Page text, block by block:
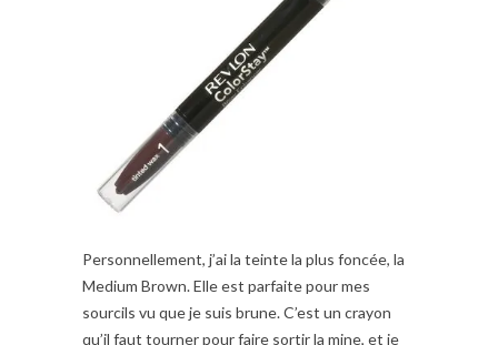
Personnellement, j’ai la teinte la plus foncée, la
Medium Brown. Elle est parfaite pour mes
sourcils vu que je suis brune. C’est un crayon
qu’il faut tourner pour faire sortir la mine, et je